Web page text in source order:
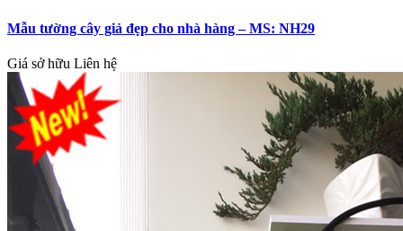
Mẫu tường cây giả đẹp cho nhà hàng – MS: NH29
Giá sở hữu Liên hệ